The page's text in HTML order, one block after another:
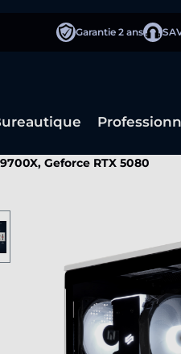
Garantie 2 ans
Geforce RTX 5080